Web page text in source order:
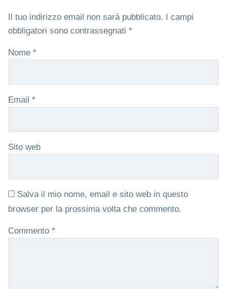
Il tuo indirizzo email non sarà pubblicato.
I campi
obbligatori sono contrassegnati *
Nome *
Email *
Sito web
Salva il mio nome, email e sito web in questo
browser per la prossima volta che commento.
Commento *